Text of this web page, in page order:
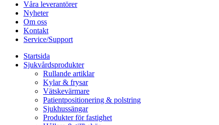
Våra leverantörer
Nyheter
Om oss
Kontakt
Service/Support
Startsida
Sjukvårdsprodukter
Rullande artiklar
Kylar & frysar
Vätskevärmare
Patientpositionering & polstring
Sjukhussängar
Produkter för fastighet